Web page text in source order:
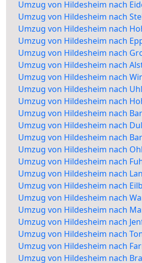
Umzug von Hildesheim nach
Umzug von Hildesheim nach
Umzug von Hildesheim nach
Umzug von Hildesheim nach
Umzug von Hildesheim nach
Umzug von Hildesheim nach
Umzug von Hildesheim nach
Umzug von Hildesheim nach
Umzug von Hildesheim nach
Umzug von Hildesheim nach
Umzug von Hildesheim nach
Umzug von Hildesheim nach
Umzug von Hildesheim nach
Umzug von Hildesheim nach
Umzug von Hildesheim nach
Umzug von Hildesheim nach
Umzug von Hildesheim nach
Umzug von Hildesheim nach
Umzug von Hildesheim nach
Umzug von Hildesheim nach
Umzug von Hildesheim nach
Umzug von Hildesheim nach